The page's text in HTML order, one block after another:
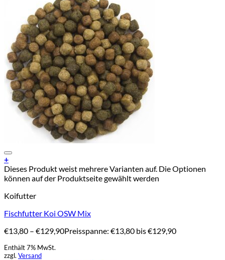
+
Dieses Produkt weist mehrere Varianten auf. Die Optionen
können auf der Produktseite gewählt werden
Koifutter
Fischfutter Koi OSW Mix
€13,80 – €129,90Preisspanne: €13,80 bis €129,90
Enthält 7% MwSt.
zzgl. Versand